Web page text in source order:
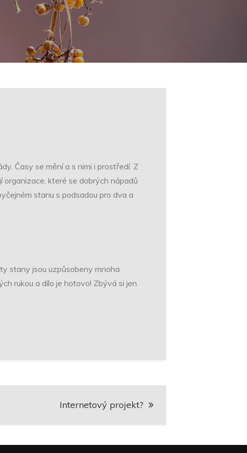
Časy se mění a s nimi i prostředí. Z
které se dobrých nápadů
stanu s podsadou pro dva a
stany jsou uzpůsobeny mnoha
rukou a dílo je hotovo! Zbývá si jen
Internetový projekt?